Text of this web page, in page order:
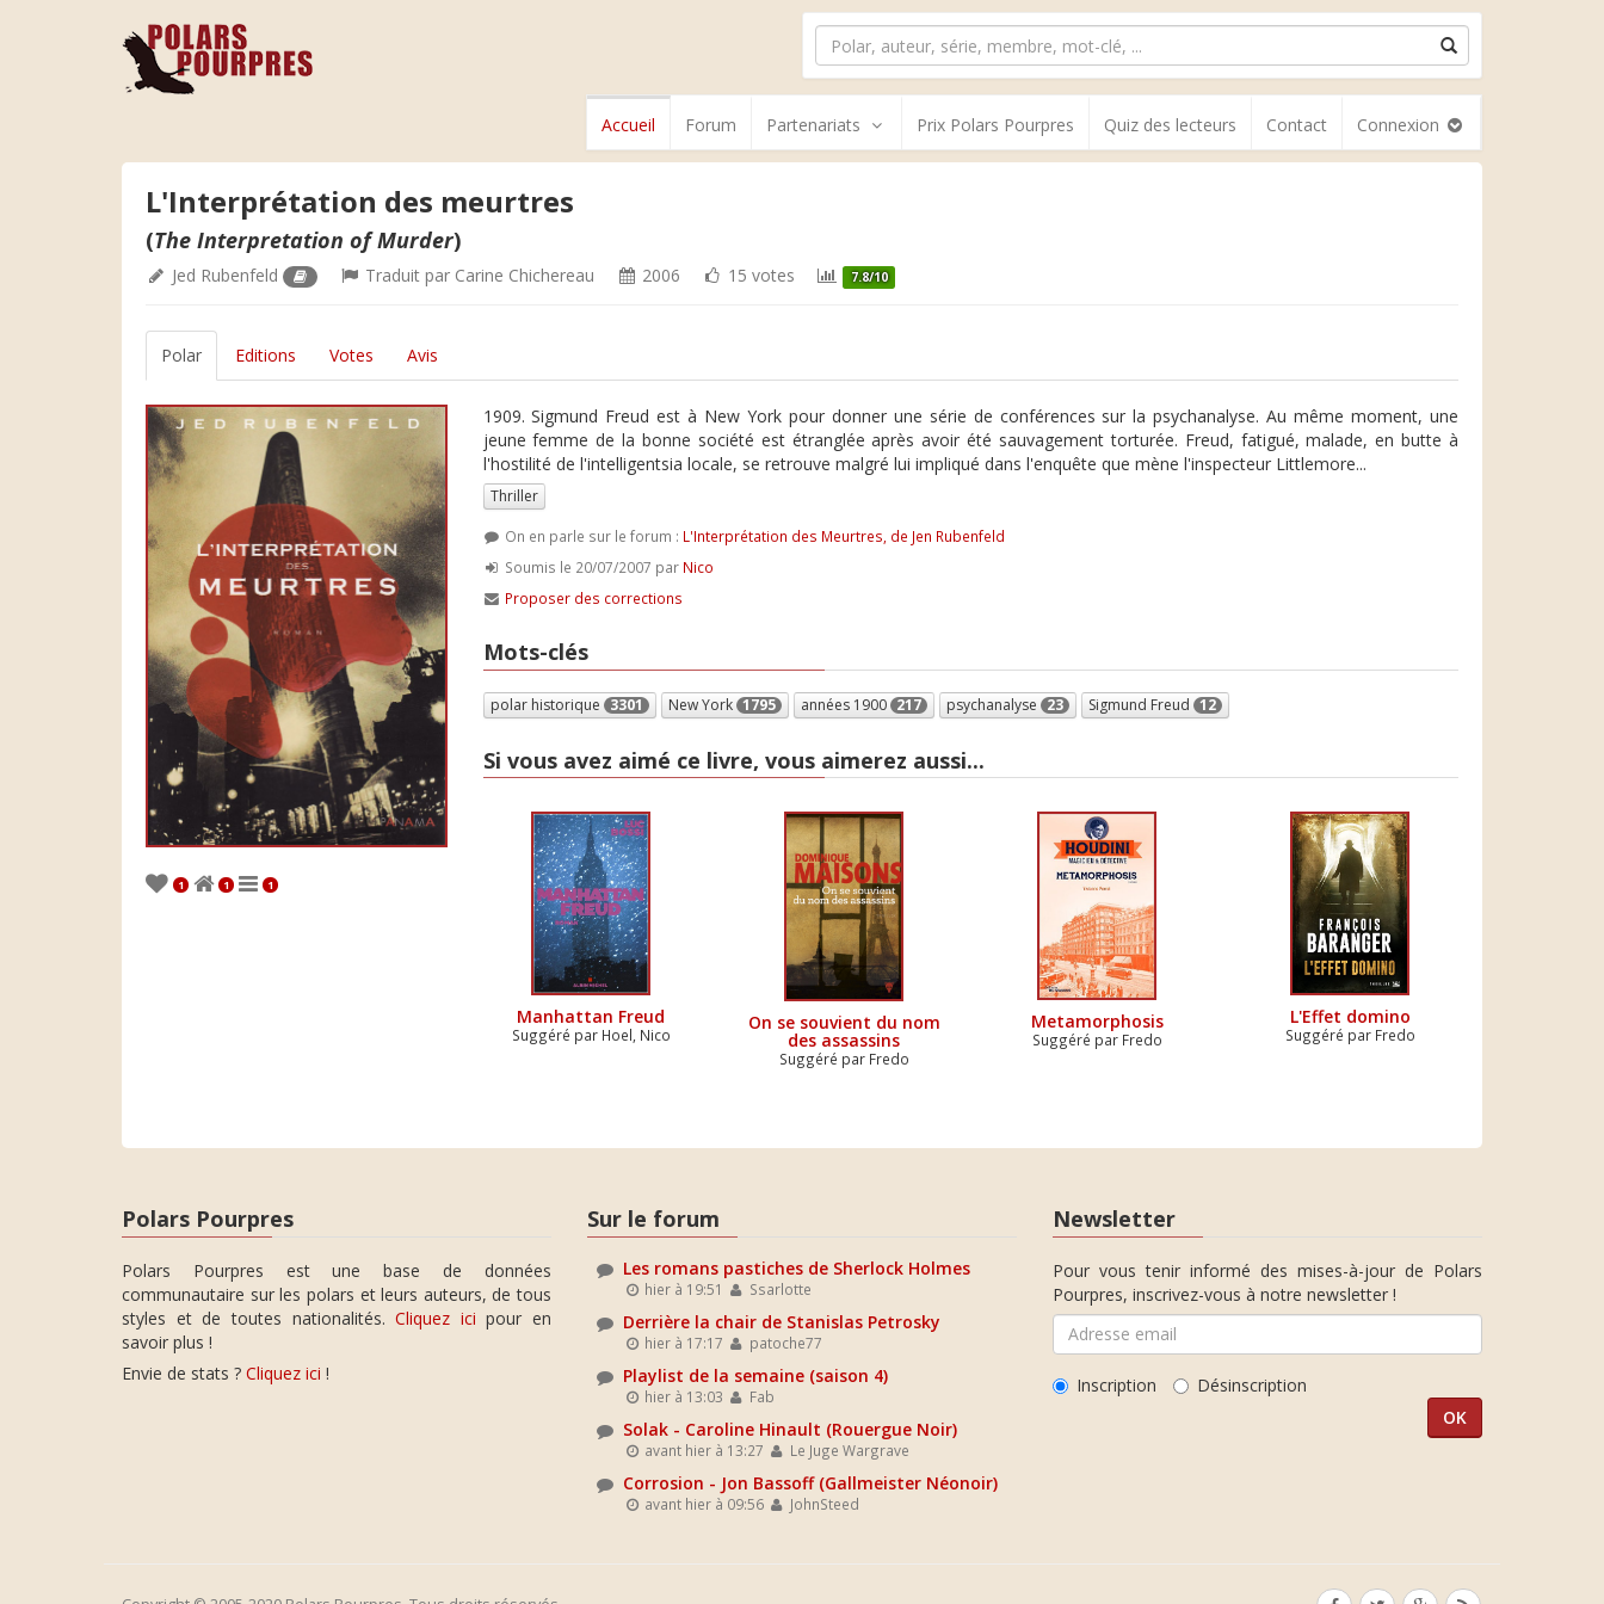
Accueil Forum Partenariats Prix Polars Pourpres Quiz des lecteurs Contact Connexion
L'Interprétation des meurtres
(The Interpretation of Murder)
Jed Rubenfeld Traduit par Carine Chichereau 2006 15 votes 7.8/10
Polar Editions Votes Avis
1 1 1
1909. Sigmund Freud est à New York pour donner une série de conférences sur la psychanalyse. Au même moment, une
jeune femme de la bonne société est étranglée après avoir été sauvagement torturée. Freud, fatigué, malade, en butte à
l'hostilité de l'intelligentsia locale, se retrouve malgré lui impliqué dans l'enquête que mène l'inspecteur Littlemore...
Thriller
On en parle sur le forum : L'Interprétation des Meurtres, de Jen Rubenfeld
Soumis le 20/07/2007 par Nico
Proposer des corrections
Mots-clés
polar historique 3301 New York 1795 années 1900 217 psychanalyse 23 Sigmund Freud 12
Si vous avez aimé ce livre, vous aimerez aussi...
Manhattan Freud
Suggéré par Hoel, Nico
On se souvient du nom
des assassins
Suggéré par Fredo
Metamorphosis
Suggéré par Fredo
L'Effet domino
Suggéré par Fredo
Polars Pourpres
Polars Pourpres est une base de données
communautaire sur les polars et leurs auteurs, de tous
styles et de toutes nationalités.Cliquez ici pour en
savoir plus !
Envie de stats ? Cliquez ici !
Sur le forum
Les romans pastiches de Sherlock Holmes
hier à 19:51 Ssarlotte
Derrière la chair de Stanislas Petrosky
hier à 17:17 patoche77
Playlist de la semaine (saison 4)
hier à 13:03 Fab
Solak - Caroline Hinault (Rouergue Noir)
avant hier à 13:27 Le Juge Wargrave
Corrosion - Jon Bassoff (Gallmeister Néonoir)
avant hier à 09:56 JohnSteed
Newsletter
Pour vous tenir informé des mises-à-jour de Polars
Pourpres, inscrivez-vous à notre newsletter !
Inscription Désinscription